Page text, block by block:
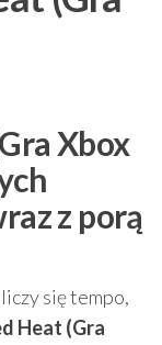
Xbox
z porą
się tempo,
Heat (Gra